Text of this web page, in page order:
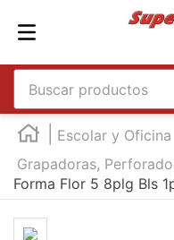
Buscar productos
Escolar y Oficina
Grapadoras,
Forma Flor 5 8plg Bls
TÉRMINOS MÁS
england
2.
marcador e300
3.